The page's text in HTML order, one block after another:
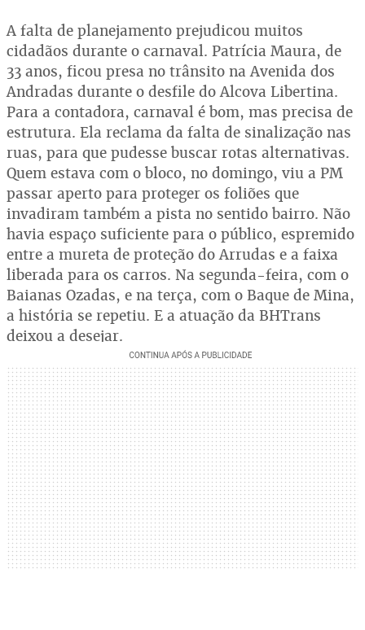
A falta de planejamento prejudicou muitos
cidadãos durante o carnaval. Patrícia Maura, de
33 anos, ficou presa no trânsito na Avenida dos
Andradas durante o desfile do Alcova Libertina.
Para a contadora, carnaval é bom, mas precisa de
estrutura. Ela reclama da falta de sinalização nas
ruas, para que pudesse buscar rotas alternativas.
Quem estava com o bloco, no domingo, viu a PM
passar aperto para proteger os foliões que
invadiram também a pista no sentido bairro. Não
havia espaço suficiente para o público, espremido
entre a mureta de proteção do Arrudas e a faixa
liberada para os carros. Na segunda-feira, com o
Baianas Ozadas, e na terça, com o Baque de Mina,
a história se repetiu. E a atuação da BHTrans
deixou a desejar.